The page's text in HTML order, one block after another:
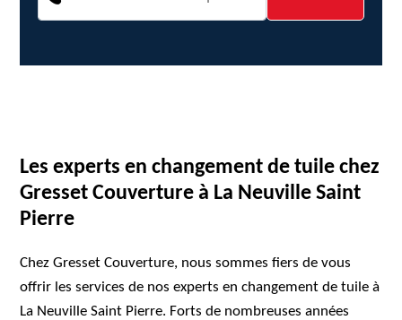
Les experts en changement de tuile chez
Gresset Couverture à La Neuville Saint
Pierre
Chez Gresset Couverture, nous sommes fiers de vous
offrir les services de nos experts en changement de tuile à
La Neuville Saint Pierre. Forts de nombreuses années